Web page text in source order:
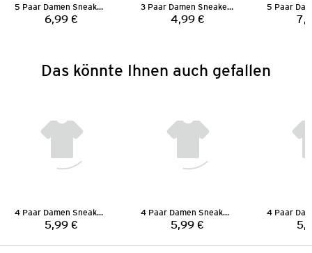
5 Paar Damen Sneaker-Socken
Preis:
6,99 €
3 Paar Damen Sneaker-Socken
Preis:
4,99 €
Das könnte Ihnen auch gefallen
4 Paar Damen Sneaker-Socken
Preis:
5,99 €
4 Paar Damen Sneaker-Socken
Preis:
5,99 €